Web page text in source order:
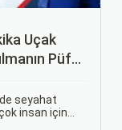
Uçak
Püf
seyahat
insan için